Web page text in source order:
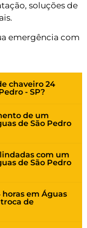
soluções de
emergência com
chaveiro 24
- SP?
de um
de São Pedro
com um
de São Pedro
em Águas
de